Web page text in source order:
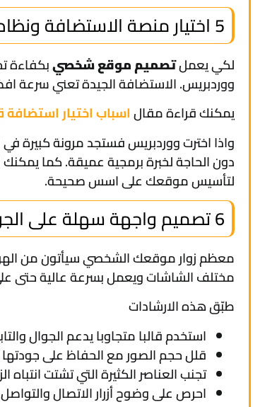
5 اختيار منصة الاستضافة ونظام إدارة المحتوى
لكي يعملتصميم موقع شخصيبكفاءة
ووردبريس. الاستضافة الجيدة تعني سرعة
يمكنك قراءة مقالاسباب اختيار استضافة
واذا اخترت ووردبريس فستجد مرونة كبيرة
دون الحاجة لخبرة برمجية عميقة. كما
لتأسيس موقعك على اسس صحيحة.
6 تصميم واجهة سهلة على الجوال وسريعة التحميل
معظم زوار موقعك الشخصي سيأتون من
مختلف الشاشات ويعمل بسرعة عالية حتى
طبّق هذه الارشادات
استخدم قالبا متجاوبا يدعم الجوال
قلل حجم الصور مع الحفاظ على
تجنب العناصر الكثيرة التي تشتت انتباه
احرص على وضوح أزرار الاتصال